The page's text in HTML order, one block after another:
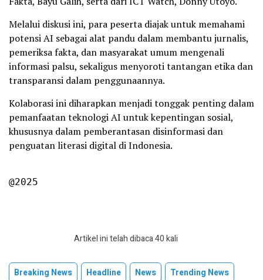
Melalui diskusi ini, para peserta diajak untuk memahami
potensi AI sebagai alat pandu dalam membantu jurnalis,
pemeriksa fakta, dan masyarakat umum mengenali
informasi palsu, sekaligus menyoroti tantangan etika dan
transparansi dalam penggunaannya.
Kolaborasi ini diharapkan menjadi tonggak penting dalam
pemanfaatan teknologi AI untuk kepentingan sosial,
khususnya dalam pemberantasan disinformasi dan
penguatan literasi digital di Indonesia.
@2025
Artikel ini telah dibaca 40 kali
Breaking News Headline News Trending News